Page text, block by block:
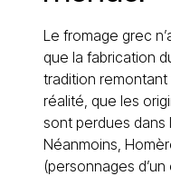
Le fromage grec
que la fabrication
tradition
réalité, que les
sont perdues dans
Néanmoins,
(personnages